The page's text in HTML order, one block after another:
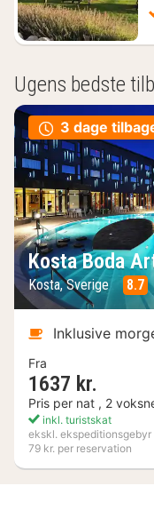
Ugens bedste
3 dage
Kosta Boda
Kosta, Sverige 8.7
Inklusive
Fra
1637 kr.
Pris per nat , 2
inkl. turistskat
ekskl. ekspeditionsgebyr
79 kr. per reservation